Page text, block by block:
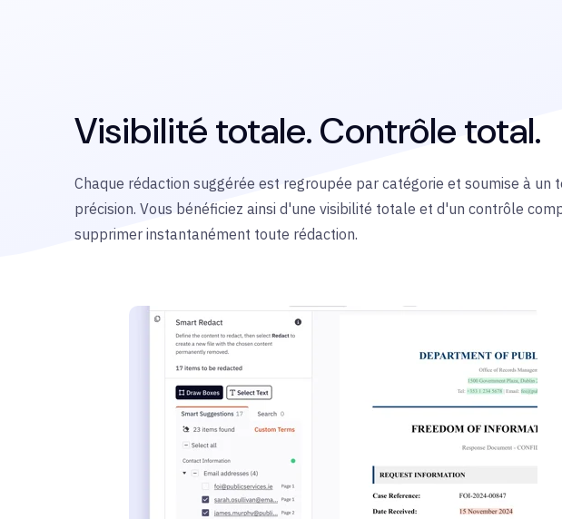
Visibilité totale. Contrôle total.
Chaque rédaction suggérée est regroupée par catégorie et soumise à
précision. Vous bénéficiez ainsi d'une visibilité totale et d'un contrôle
supprimer instantanément toute rédaction.